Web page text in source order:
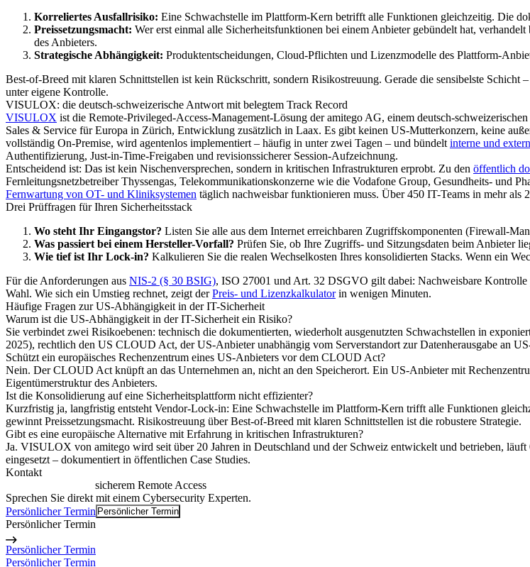
Korreliertes Ausfallrisiko: Eine Schwachstelle im Plattform-Kern betrifft alle Funktionen gleichzeitig. Die
Preissetzungsmacht: Wer erst einmal alle Sicherheitsfunktionen bei einem Anbieter gebündelt hat,
des Anbieters.
Strategische Abhängigkeit: Produktentscheidungen, Cloud-Pflichten und Lizenzmodelle des Plattform-
Best-of-Breed mit klaren Schnittstellen ist kein Rückschritt, sondern Risikostreuung. Gerade die sensibelste
unter eigene Kontrolle.
VISULOX: die deutsch-schweizerische Antwort mit belegtem Track Record
VISULOX ist die Remote-Privileged-Access-Management-Lösung der amitego AG, einem deutsch-
Sales & Service für Europa in Zürich, Entwicklung zusätzlich in Laax. Es gibt keinen US-Mutterkonzern, keine
vollständig On-Premise, wird agentenlos implementiert – häufig in unter zwei Tagen – und bündelt interne und
Authentifizierung, Just-in-Time-Freigaben und revisionssicherer Session-Aufzeichnung.
Entscheidend ist: Das ist kein Nischenversprechen, sondern in kritischen Infrastrukturen erprobt. Zu den öffentlich
Fernleitungsnetzbetreiber Thyssengas, Telekommunikationskonzerne wie die Vodafone Group, Gesundheits- und
Fernwartung von OT- und Kliniksystemen täglich nachweisbar funktionieren muss. Über 450 IT-Teams in mehr
Drei Prüffragen für Ihren Sicherheitsstack
Wo steht Ihr Eingangstor? Listen Sie alle aus dem Internet erreichbaren Zugriffskomponenten (Firewall-
Was passiert bei einem Hersteller-Vorfall? Prüfen Sie, ob Ihre Zugriffs- und Sitzungsdaten beim Anbieter
Wie tief ist Ihr Lock-in? Kalkulieren Sie die realen Wechselkosten Ihres konsolidierten Stacks. Wenn ein
Für die Anforderungen aus NIS-2 (§ 30 BSIG), ISO 27001 und Art. 32 DSGVO gilt dabei: Nachweisbare
Wahl. Wie sich ein Umstieg rechnet, zeigt derPreis- und Lizenzkalkulatorin wenigen Minuten.
Häufige Fragen zur US-Abhängigkeit in der IT-Sicherheit
Warum ist die US-Abhängigkeit in der IT-Sicherheit ein Risiko?
Sie verbindet zwei Risikoebenen: technisch die dokumentierten, wiederholt ausgenutzten Schwachstellen in
2025), rechtlich den US CLOUD Act, der US-Anbieter unabhängig vom Serverstandort zur Datenherausgabe an
Schützt ein europäisches Rechenzentrum eines US-Anbieters vor dem CLOUD Act?
Nein. Der CLOUD Act knüpft an das Unternehmen an, nicht an den Speicherort. Ein US-Anbieter mit
Eigentümerstruktur des Anbieters.
Ist die Konsolidierung auf eine Sicherheitsplattform nicht effizienter?
Kurzfristig ja, langfristig entsteht Vendor-Lock-in: Eine Schwachstelle im Plattform-Kern trifft alle Funktionen
gewinnt Preissetzungsmacht. Risikostreuung über Best-of-Breed mit klaren Schnittstellen ist die robustere Strategie.
Gibt es eine europäische Alternative mit Erfahrung in kritischen Infrastrukturen?
Ja. VISULOX von amitego wird seit über 20 Jahren in Deutschland und der Schweiz entwickelt und betrieben,
eingesetzt – dokumentiert in öffentlichen Case Studies.
Kontakt
sicherem Remote Access
Sprechen Sie direkt mit einem Cybersecurity Experten.
Persönlicher Termin Persönlicher Termin
Persönlicher Termin
Persönlicher Termin
Persönlicher Termin